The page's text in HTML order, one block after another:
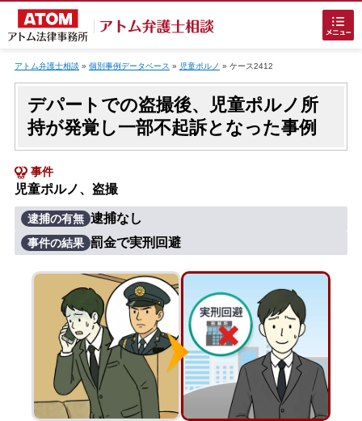
ホームに戻る
刑事事件でお困りの方
刑事事件の無料相談
接見・面会を弁護士に依頼
刑事事件を示談で解決したい
アトム弁護士相談 » 個別事例データベース » 児童ポルノ » ケース2412
デパートでの盗撮後、児童ポルノ所
持が発覚し一部不起訴となった事例
事件
児童ポルノ、盗撮
逮捕の有無 逮捕なし
事件の結果 罰金で実刑回避